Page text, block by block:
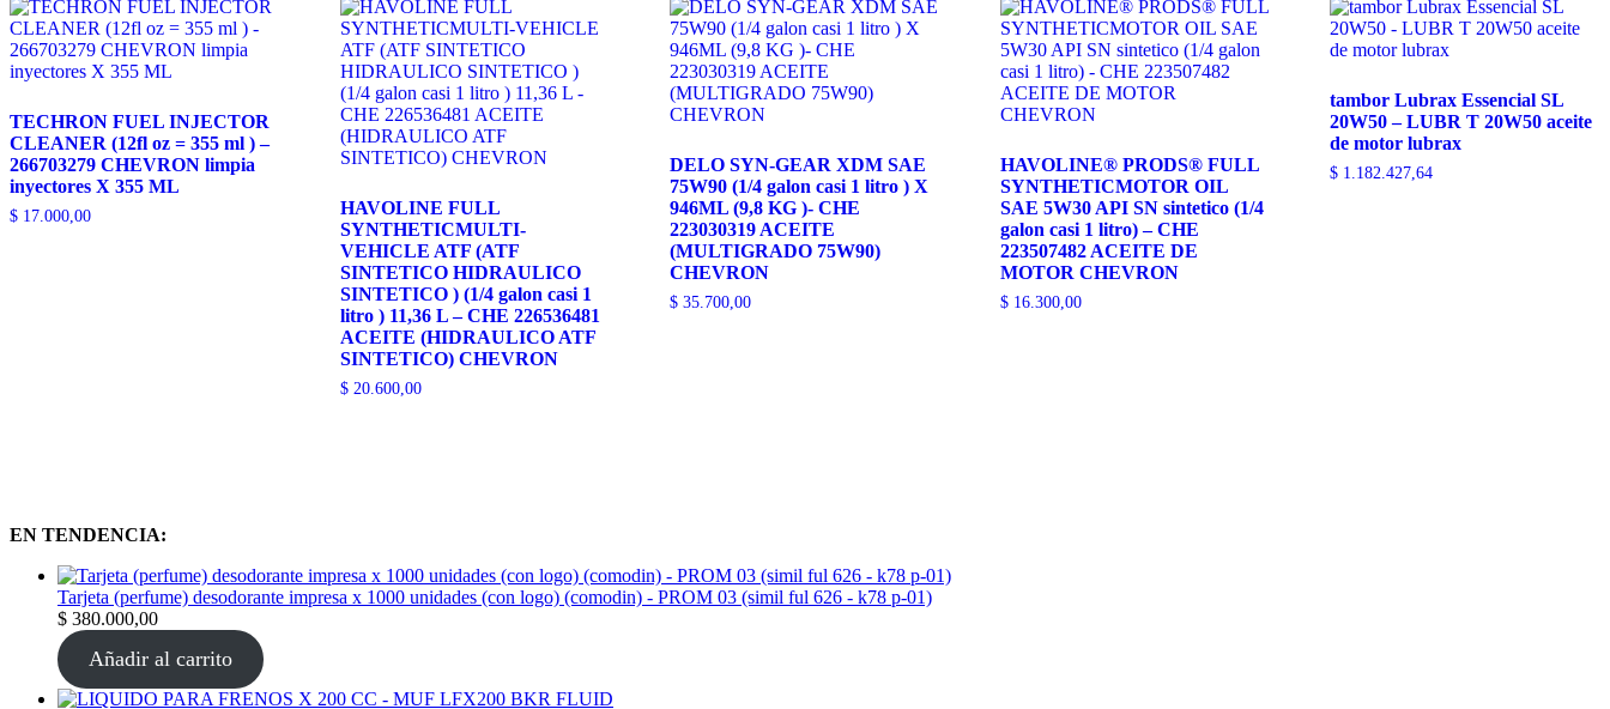
80cm
-
DILON
013
TECHRON FUEL INJECTOR
CLEANER (12fl oz = 355 ml ) –
266703279 CHEVRON limpia
inyectores X 355 ML
$ 17.000,00
HAVOLINE FULL
SYNTHETICMULTI-
VEHICLE ATF (ATF
SINTETICO HIDRAULICO
SINTETICO ) (1/4 galon casi 1
litro ) 11,36 L – CHE 226536481
ACEITE (HIDRAULICO ATF
SINTETICO) CHEVRON
$20.600,00
DELO SYN-GEAR XDM SAE
75W90 (1/4 galon casi 1 litro ) X
946ML (9,8 KG )- CHE
223030319 ACEITE
(MULTIGRADO 75W90)
CHEVRON
$ 35.700,00
HAVOLINE® PRODS® FULL
SYNTHETICMOTOR OIL
SAE 5W30 API SN sintetico (1/4
galon casi 1 litro) – CHE
223507482 ACEITE DE
MOTOR CHEVRON
$16.300,00
tambor Lubrax Essencial SL
20W50 – LUBR T 20W50 aceite
de motor lubrax
$ 1.182.427,64
EN TENDENCIA:
Tarjeta (perfume) desodorante impresa x 1000 unidades (con logo) (comodin) - PROM 03 (simil ful 626 - k78 p-01)
$ 380.000,00
Añadir al carrito